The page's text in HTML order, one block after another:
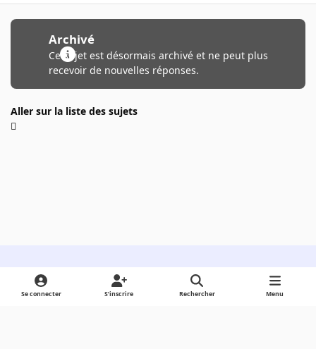
Archivé
Ce sujet est désormais archivé et ne peut plus
recevoir de nouvelles réponses.
Aller sur la liste des sujets
Light ModeDark ModeSystem Preference
Se connecter S’inscrire Rechercher Menu